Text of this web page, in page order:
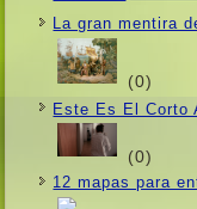
La gran mentira
(0)
Este Es El Corto
(0)
12 mapas para